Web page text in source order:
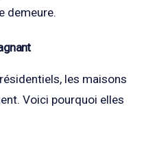
demeure.
les maisons
Voici pourquoi elles